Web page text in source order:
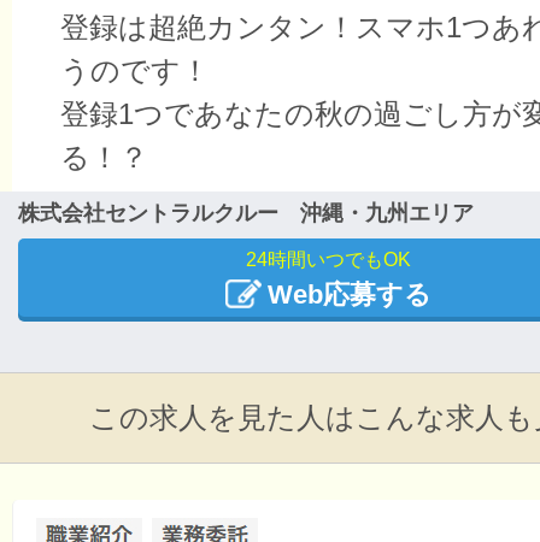
登録は超絶カンタン！スマホ1つあ
うのです！
登録1つであなたの秋の過ごし方が
る！？
株式会社セントラルクルー 沖縄・九州エリア
24時間いつでもOK
Web応募する
この求人を見た人はこんな求人